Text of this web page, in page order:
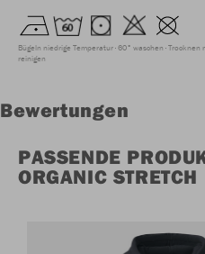
Bügeln niedrige Temperatur 60° waschen Trocknen
reinigen
Bewertungen
PASSENDE
ORGANIC STRETCH